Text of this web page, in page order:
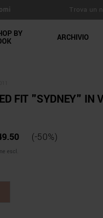
Trova un
BY ARCHIVIO
FIT "SYDNEY" IN
(-50%)
escl.